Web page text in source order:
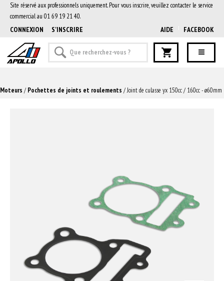
Site réservé aux professionnels uniquement. Pour vous inscrire, veuillez contacter le service
commercial au 01 69 19 21 40.
CONNEXION S'INSCRIRE AIDE FACEBOOK
Moteurs / Pochettes de joints et roulements / Joint de culasse yx 150cc / 160cc - ø60mm